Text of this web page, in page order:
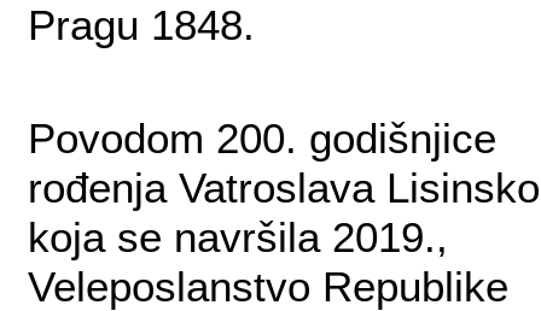
Pragu 1848.
Povodom 200. godišnjice
rođenja Vatroslava
koja se navršila 2019.,
Veleposlanstvo Republike